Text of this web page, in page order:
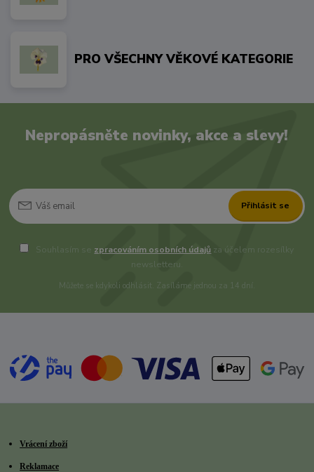
PRO VŠECHNY VĚKOVÉ KATEGORIE
Nepropásněte novinky, akce a slevy!
Přihlásit se
Souhlasím se zpracováním osobních údajů za účelem rozesílky
newsletteru.
Můžete se kdykoli odhlásit. Zasíláme jednou za 14 dní.
Vrácení zboží
Reklamace